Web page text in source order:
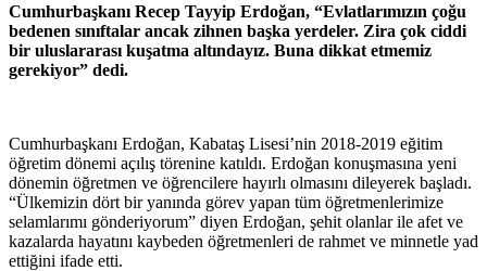
Cumhurbaşkanı Recep Tayyip Erdoğan, “Evlatlarımızın çoğu
bedenen sınıftalar ancak zihnen başka yerdeler. Zira çok ciddi
bir uluslararası kuşatma altındayız. Buna dikkat etmemiz
gerekiyor” dedi.
Cumhurbaşkanı Erdoğan, Kabataş Lisesi’nin 2018-2019 eğitim
öğretim dönemi açılış törenine katıldı. Erdoğan konuşmasına yeni
dönemin öğretmen ve öğrencilere hayırlı olmasını dileyerek başladı.
“Ülkemizin dört bir yanında görev yapan tüm öğretmenlerimize
selamlarımı gönderiyorum” diyen Erdoğan, şehit olanlar ile afet ve
kazalarda hayatını kaybeden öğretmenleri de rahmet ve minnetle yad
ettiğini ifade etti.